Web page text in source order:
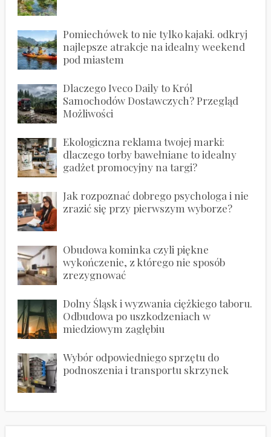
Pomiechówek to nie tylko kajaki. odkryj
najlepsze atrakcje na idealny weekend
pod miastem
Dlaczego Iveco Daily to Król
Samochodów Dostawczych? Przegląd
Możliwości
Ekologiczna reklama twojej marki:
dlaczego torby bawełniane to idealny
gadżet promocyjny na targi?
Jak rozpoznać dobrego psychologa i nie
zrazić się przy pierwszym wyborze?
Obudowa kominka czyli piękne
wykończenie, z którego nie sposób
zrezygnować
Dolny Śląsk i wyzwania ciężkiego taboru.
Odbudowa po uszkodzeniach w
miedziowym zagłębiu
Wybór odpowiedniego sprzętu do
podnoszenia i transportu skrzynek